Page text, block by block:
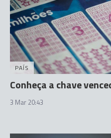
PAÍS
Conheça a chave
3 Mar 20:43